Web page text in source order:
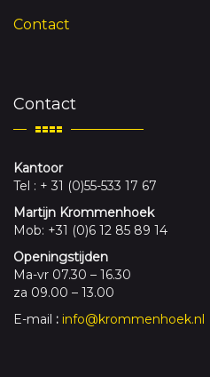
Contact
Contact
Kantoor
Tel : + 31 (0)55-533 17 67
Martijn Krommenhoek
Mob: +31 (0)6 12 85 89 14
Openingstijden
Ma-vr 07.30 – 16.30
za 09.00 – 13.00
E-mail : info@krommenhoek.nl